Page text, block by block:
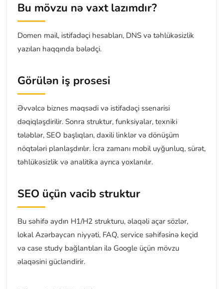
Bu mövzu nə vaxt lazımdır?
Domen mail, istifadəçi hesabları, DNS və təhlükəsizlik
yazıları haqqında bələdçi.
Görülən iş prosesi
Əvvəlcə biznes məqsədi və istifadəçi ssenarisi
dəqiqləşdirilir. Sonra struktur, funksiyalar, texniki
tələblər, SEO başlıqları, daxili linklər və dönüşüm
nöqtələri planlaşdırılır. İcra zamanı mobil uyğunluq, sürət,
təhlükəsizlik və analitika ayrıca yoxlanılır.
SEO üçün vacib struktur
Bu səhifə aydın H1/H2 strukturu, əlaqəli açar sözlər,
lokal Azərbaycan niyyəti, FAQ, service səhifəsinə keçid
və case study bağlantıları ilə Google üçün mövzu
əlaqəsini gücləndirir.